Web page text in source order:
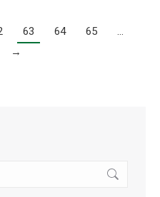
63 64 65
→